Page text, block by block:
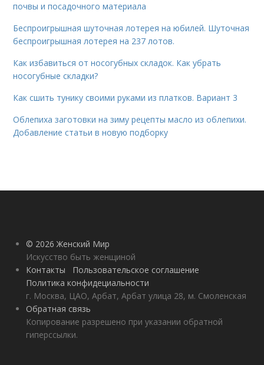
почвы и посадочного материала
Беспроигрышная шуточная лотерея на юбилей. Шуточная
беспроигрышная лотерея на 237 лотов.
Как избавиться от носогубных складок. Как убрать
носогубные складки?
Как сшить тунику своими руками из платков. Вариант 3
Облепиха заготовки на зиму рецепты масло из облепихи.
Добавление статьи в новую подборку
© 2026 Женский Мир
Искусство быть женщиной
Контакты
Пользовательское соглашение
Политика конфидециальности
г. Москва, ЦАО, Арбат, Арбат улица 28, м. Смоленская
Обратная связь
Копирование разрешено при указании обратной
гиперссылки.